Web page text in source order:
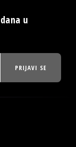
u
PRIJAVI SE